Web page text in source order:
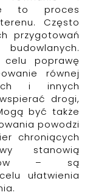
to proces
Często
przygotowań
poprawę
równej
i innych
drogi,
być także
powodzi
chroniących
stanowią
– są
ułatwienia